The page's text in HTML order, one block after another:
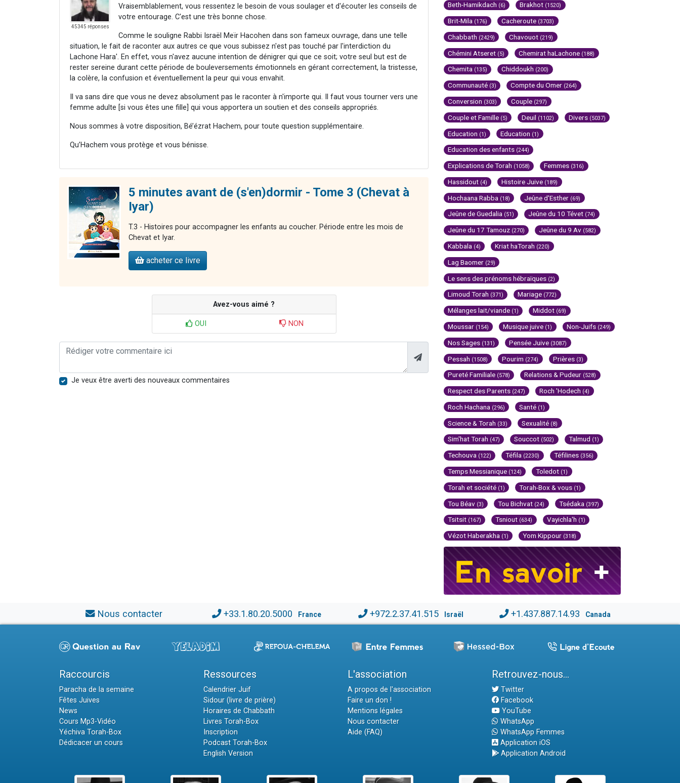
45345 réponses
Vraisemblablement, vous ressentez le besoin de vous soulager et d'écouter les conseils de
votre entourage. C'est une très bonne chose.
Comme le souligne Rabbi Israël Meïr Hacohen dans son fameux ouvrage, dans une telle
situation, le fait de raconter aux autres ce que vous subissez n'est pas touché par l'interdiction du
Lachone Hara'. En effet, vous n'avez aucune intention de dénigrer qui que ce soit; votre seul but est de
rester sereine durant cette période de bouleversements émotionnels en gérant correctement, la tristesse,
la colère, la confusion et éventuellement la peur qui vous envahit.
Il va sans dire que vous ne devez absolument pas le raconter à n'importe qui. Il faut vous tourner vers une
femme adulte [si vous êtes une fille] qui vous apportera un soutien et des conseils appropriés.
Nous sommes à votre disposition, Bé’ézrat Hachem, pour toute question supplémentaire.
Qu’Hachem vous protège et vous bénisse.
5 minutes avant de (s'en)dormir - Tome 3 (Chevat à
Iyar)
T.3 - Histoires pour accompagner les enfants au coucher. Période entre les mois de
Chevat et Iyar.
acheter ce livre
Avez-vous aimé ?
OUI NON
Je veux être averti des nouveaux commentaires
Beth-Hamikdach (6) Brakhot (1520)
Brit-Mila (176) Cacheroute (3703)
Chabbath (2429) Chavouot (219)
Chémini Atseret (5) Chemirat haLachone (188)
Chemita (135) Chiddoukh (200)
Communauté (3) Compte du Omer (264)
Conversion (303) Couple (297)
Couple et Famille (5) Deuil (1102) Divers (5037)
Education (1) Education (1)
Education des enfants (244)
Explications de Torah (1058) Femmes (316)
Hassidout (4) Histoire Juive (189)
Hochaana Rabba (18) Jeûne d'Esther (69)
Jeûne de Guedalia (51) Jeûne du 10 Tévet (74)
Jeûne du 17 Tamouz (270) Jeûne du 9 Av (582)
Kabbala (4) Kriat haTorah (220)
Lag Baomer (29)
Le sens des prénoms hébraïques (2)
Limoud Torah (371) Mariage (772)
Mélanges lait/viande (1) Middot (69)
Moussar (154) Musique juive (1) Non-Juifs (249)
Nos Sages (131) Pensée Juive (3087)
Pessah (1508) Pourim (274) Prières (3)
Pureté Familiale (578) Relations & Pudeur (528)
Respect des Parents (247) Roch 'Hodech (4)
Roch Hachana (296) Santé (1)
Science & Torah (33) Sexualité (8)
Sim'hat Torah (47) Souccot (502) Talmud (1)
Techouva (122) Téfila (2230) Téfilines (356)
Temps Messianique (124) Toledot (1)
Torah et société (1) Torah-Box & vous (1)
Tou Béav (3) Tou Bichvat (24) Tsédaka (397)
Tsitsit (167) Tsniout (634) Vayichla'h (1)
Vézot Haberakha (1) Yom Kippour (318)
Nous contacter +33.1.80.20.5000 France +972.2.37.41.515 Israël +1.437.887.14.93 Canada
Raccourcis
Paracha de la semaine
Fêtes Juives
News
Cours Mp3-Vidéo
Yéchiva Torah-Box
Dédicacer un cours
Ressources
Calendrier Juif
Sidour (livre de prière)
Horaires de Chabbath
Livres Torah-Box
Inscription
Podcast Torah-Box
English Version
L'association
A propos de l'association
Faire un don !
Mentions légales
Nous contacter
Aide (FAQ)
Retrouvez-nous...
Twitter
Facebook
YouTube
WhatsApp
WhatsApp Femmes
Application iOS
Application Android